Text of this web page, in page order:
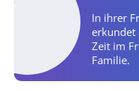
In ihrer
erkundet
Zeit im
Familie.